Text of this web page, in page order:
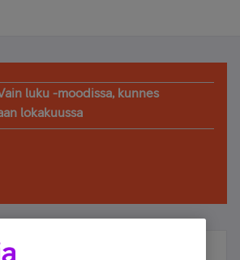
luku -moodissa, kunnes
lokakuussa